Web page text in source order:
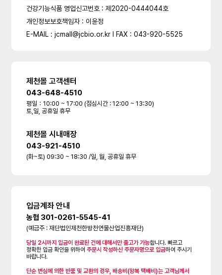
건강기능식품 영업신고번호 : 제2020-0444044호
개인정보보호책임자 : 이윤정
E-MAIL : jcmall@jcbio.or.kr l FAX : 043-920-5525
제천몰 고객센터
043-648-4510
평일：10:00 ~ 17:00 (점심시간 : 12:00 ~ 13:30)
토,일, 공휴일 휴무
제천몰 시내매장
043-921-4510
(화~토) 09:30 ~ 18:30 /일, 월, 공휴일 휴무
입금계좌 안내
농협 301-0261-5545-41
(예금주 : 재단법인제천한방천연물산업진흥재단)
당일 2시까지 입금이 완료된 건에 대해서만 출고가 가능합니다. 빠르고
정확한 입금 확인을 위하여주문시 작성하신 주문자명으로 입금하여 주시기
바랍니다.
단순 변심에 의한 반품 및 교환의 경우, 배송비(왕복 택배비)는 고객님께서